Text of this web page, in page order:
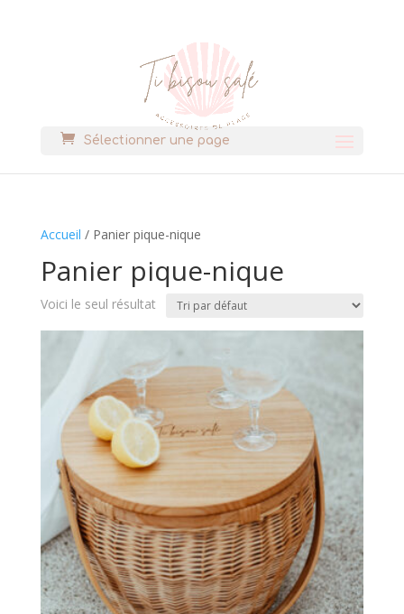
Sélectionner une page
Accueil / Panier pique-nique
Panier pique-nique
Voici le seul résultat